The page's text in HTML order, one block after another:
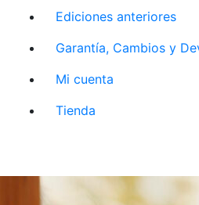
Ediciones anteriores
Garantía, Cambios y
Mi cuenta
Tienda